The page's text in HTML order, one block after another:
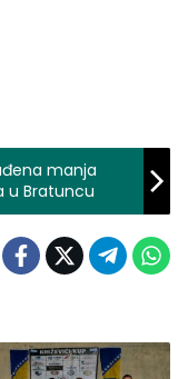
manja
u Bratuncu